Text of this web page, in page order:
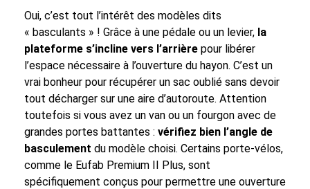
Oui, c’est tout l’intérêt des modèles dits
« basculants » ! Grâce à une pédale ou un levier, la
plateforme s’incline vers l’arrière pour libérer
l’espace nécessaire à l’ouverture du hayon. C’est un
vrai bonheur pour récupérer un sac oublié sans devoir
tout décharger sur une aire d’autoroute. Attention
toutefois si vous avez un van ou un fourgon avec de
grandes portes battantes : vérifiez bien l’angle de
basculement du modèle choisi. Certains porte-vélos,
comme le Eufab Premium II Plus, sont
spécifiquement conçus pour permettre une ouverture